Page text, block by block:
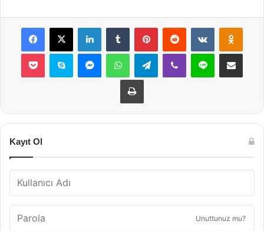
Facebook
X LinkedInTumblr PinterestReddit VKontakte
Pocket Skype MessengerWhatsAppTelegramViber Line E-Posta ile
Yazdır
Kayıt Ol
Unuttunuz mu?